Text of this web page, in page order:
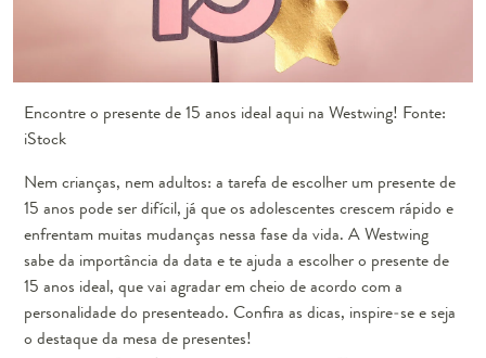
Encontre o presente de 15 anos ideal aqui na Westwing! Fonte:
iStock
Nem crianças, nem adultos: a tarefa de escolher um presente de
15 anos pode ser difícil, já que os adolescentes crescem rápido e
enfrentam muitas mudanças nessa fase da vida. A Westwing
sabe da importância da data e te ajuda a escolher o presente de
15 anos ideal, que vai agradar em cheio de acordo com a
personalidade do presenteado. Confira as dicas, inspire-se e seja
o destaque da mesa de presentes!